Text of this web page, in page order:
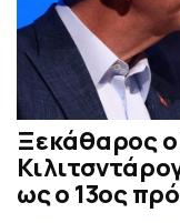
Ξεκάθαρος
ως ο 13ος